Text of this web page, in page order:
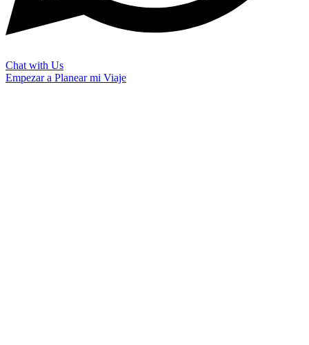
Chat with Us
Empezar a Planear mi Viaje